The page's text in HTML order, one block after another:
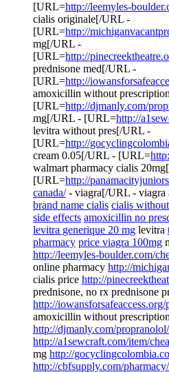
[URL=http://leemyles-
cialis originale[/URL -
[URL=http://
mg[/URL -
[URL=http://
prednisone med[/URL -
[URL=http://
amoxicillin without
[URL=http://djmanly.com/
mg[/URL - [URL=http://
levitra without pres[/URL -
[URL=http://
cream 0.05[/URL - [URL=
walmart pharmacy cialis
[URL=http://
canada/- viagra[/URL - viagra
brand name cialis cialis
side effects amoxicillin no
levitra generique 20 mg levitra
pharmacy price viagra 100mg
http://leemyles-boulder.com/
online pharmacy http://
cialis price http://
prednisone, no rx prednisone
http://
amoxicillin without prescription
http://djmanly.com/propranolol/
http://a1sewcraft.com/item/
mg http://
http://cbfsupply.com/pharmacy/